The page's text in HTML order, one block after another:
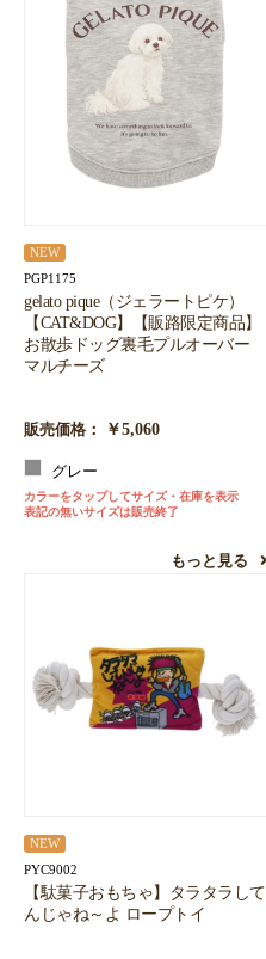
NEW
PGP1175
gelato pique（ジェラートピケ）
【CAT&DOG】【販路限定商品】
お散歩ドッグ裏毛プルオーバー
マルチーズ
販売価格： ￥5,060
グレー
カラーをタップしてサイズ・在庫を表示
表記の無いサイズは販売終了
もっと見る
NEW
PYC9002
【駄菓子おもちゃ】タラタラして
んじゃね～よ ロープトイ